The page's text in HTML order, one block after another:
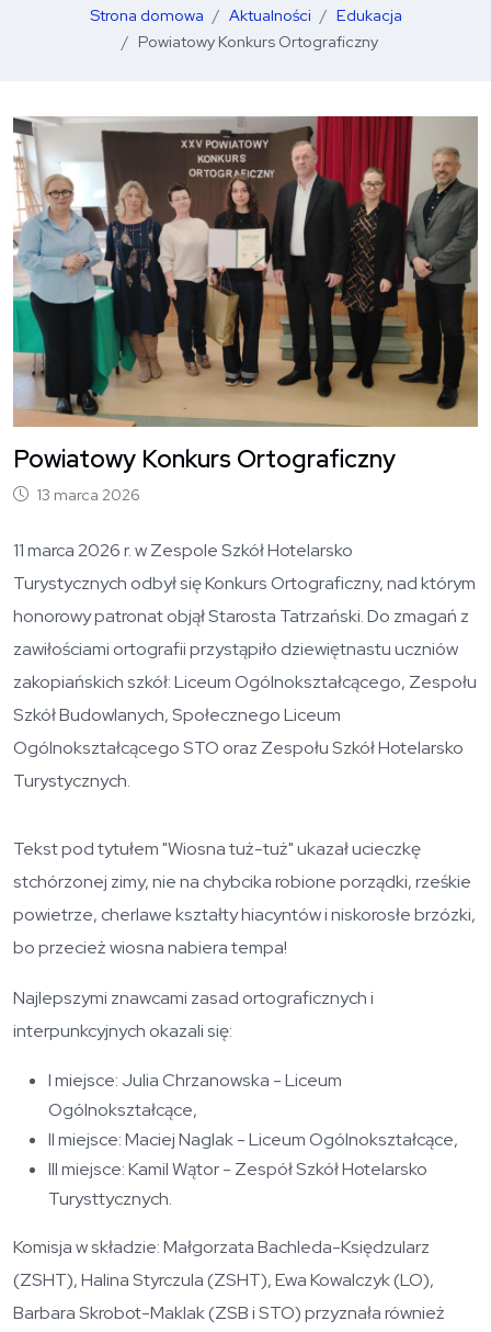
Strona domowa Aktualności
Edukacja
Powiatowy Konkurs Ortograficzny
Powiatowy Konkurs Ortograficzny
13 marca 2026
11 marca 2026 r. w Zespole Szkół Hotelarsko
Turystycznych odbył się Konkurs Ortograficzny, nad którym
honorowy patronat objął Starosta Tatrzański. Do zmagań z
zawiłościami ortografii przystąpiło dziewiętnastu uczniów
zakopiańskich szkół: Liceum Ogólnokształcącego, Zespołu
Szkół Budowlanych, Społecznego Liceum
Ogólnokształcącego STO oraz Zespołu Szkół Hotelarsko
Turystycznych.
Tekst pod tytułem "Wiosna tuż-tuż" ukazał ucieczkę
stchórzonej zimy, nie na chybcika robione porządki, rześkie
powietrze, cherlawe kształty hiacyntów i niskorosłe brzózki,
bo przecież wiosna nabiera tempa!
Najlepszymi znawcami zasad ortograficznych i
interpunkcyjnych okazali się:
I miejsce: Julia Chrzanowska - Liceum
Ogólnokształcące,
II miejsce: Maciej Naglak - Liceum Ogólnokształcące,
III miejsce: Kamil Wątor - Zespół Szkół Hotelarsko
Turysttycznych.
Komisja w składzie: Małgorzata Bachleda-Księdzularz
(ZSHT), Halina Styrczula (ZSHT), Ewa Kowalczyk (LO),
Barbara Skrobot-Maklak (ZSB i STO) przyznała również